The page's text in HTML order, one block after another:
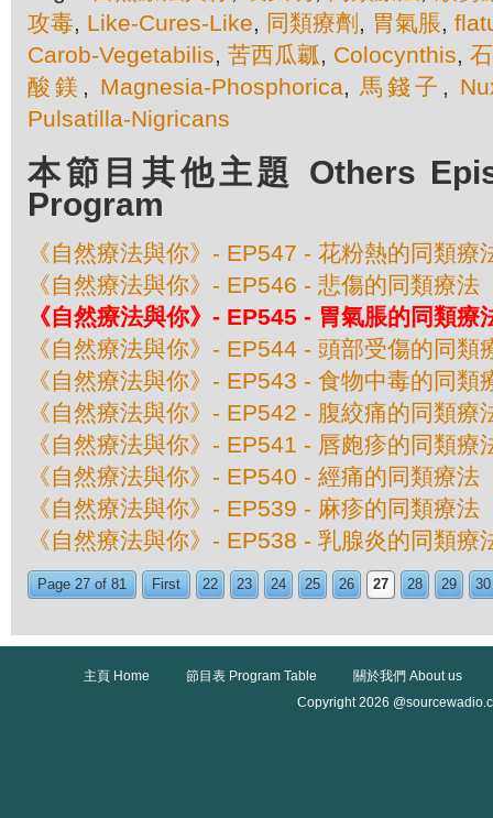
攻毒, Like-Cures-Like, 同類療劑 , 胃氣脹,
Carob-Vegetabilis, 苦西瓜瓤, Colocynthis,
酸鎂 , Magnesia-Phosphorica, 馬錢子 ,
Pulsatilla-Nigricans
本節目其他主題 Others
Program
《自然療法與你》- EP547 - 花粉熱的同類療
《自然療法與你》- EP546 - 悲傷的同類療法
《自然療法與你》- EP545 - 胃氣脹的同類療
《自然療法與你》- EP544 - 頭部受傷的同類
《自然療法與你》- EP543 - 食物中毒的同類
《自然療法與你》- EP542 - 腹絞痛的同類療
《自然療法與你》- EP541 - 唇皰疹的同類療
《自然療法與你》- EP540 - 經痛的同類療法
《自然療法與你》- EP539 - 麻疹的同類療法
《自然療法與你》- EP538 - 乳腺炎的同類療
Page 27 of 81 First 22 23 24 25 26 27 28 29 30
主頁 Home 節目表 Program Table
關於我們 About us
Copyright 2026